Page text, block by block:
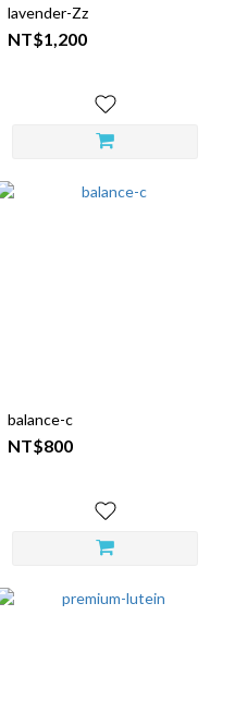
lavender-Zz
NT$1,200
balance-c
NT$800